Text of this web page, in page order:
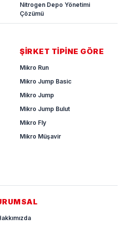
Nitrogen Depo Yönetimi
Çözümü
ŞİRKET TİPİNE GÖRE
Mikro Run
Mikro Jump Basic
Mikro Jump
Mikro Jump Bulut
Mikro Fly
Mikro Müşavir